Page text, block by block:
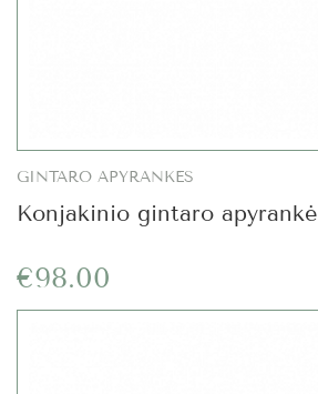
GINTARO APYRANKĖS
Konjakinio gintaro apyrankė
€98.00